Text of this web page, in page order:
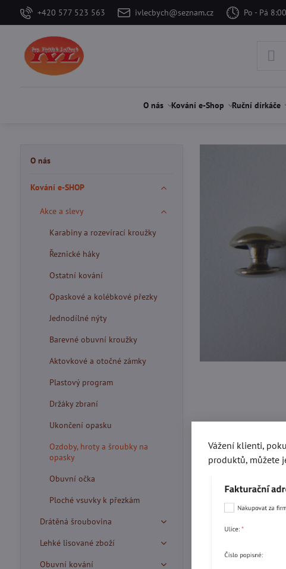
+420 577 523 563 ivlecbych@seznam.cz Po - Pá
O nás Kování e-Shop Ruční dírkáče
Více z
O nás
Kování e-SHOP
Akce a slevy
Karabiny a rozevírací kroužky
Řeznické háky
Ostatní kování
Opaskové a kolébkové přezky
Jednodílné nýty
Barevné obuvní kroužky
Aktovkové a otočné zámky
Plastový program
Držáky zbraní
Ukončení opasku
Ozdoby, hroty a šroubky na
opasky
Obuvní očka
Ploché vsuvky k přezkám
Drátěná šroubovina
Lehké lisované zboží
Obuvní kování
Vážení klienti,
produktů, můžete